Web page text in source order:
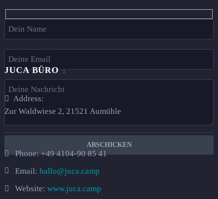
Hidden
fields
JUCA BÜRO
Address:
Zur Waldwiese 2, 21521 Aumühle​
Phone:+49 4104-90 85 41
Email: hallo@juca.camp
Website: www.juca.camp